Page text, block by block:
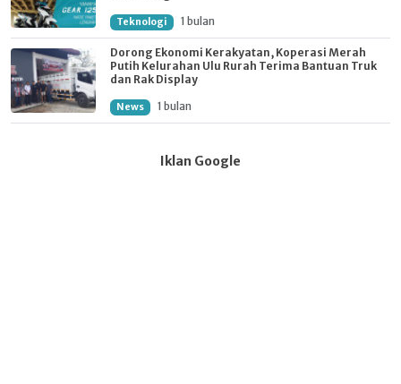
Teknologi 1 bulan
Dorong Ekonomi Kerakyatan, Koperasi Merah
Putih Kelurahan Ulu Rurah Terima Bantuan Truk
dan Rak Display
News 1 bulan
Iklan Google